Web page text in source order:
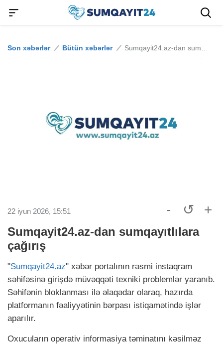
Son xəbərlər Bütün xəbərlər
22 iyun 2026, 15:51 - ↺ +
Sumqayit24.az-dan sumqayıtlılara
çağırış
"Sumqayit24.az" xəbər portalının rəsmi instaqram
səhifəsinə girişdə müvəqqəti texniki problemlər yaranıb.
Səhifənin bloklanması ilə əlaqədar olaraq, hazırda
platformanın fəaliyyətinin bərpası istiqamətində işlər
aparılır.
Oxucuların operativ informasiya təminatını kəsilməz